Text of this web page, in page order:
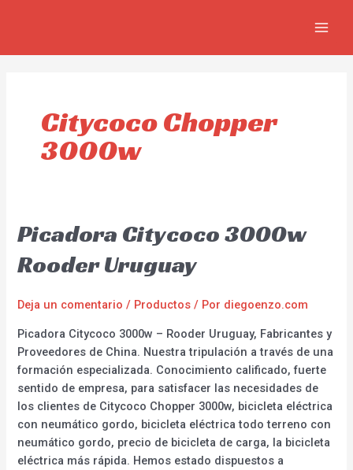
Citycoco Chopper
3000w
Picadora Citycoco 3000w
Rooder Uruguay
Deja un comentario / Productos / Por diegoenzo.com
Picadora Citycoco 3000w – Rooder Uruguay, Fabricantes y
Proveedores de China. Nuestra tripulación a través de una
formación especializada. Conocimiento calificado, fuerte
sentido de empresa, para satisfacer las necesidades de
los clientes de Citycoco Chopper 3000w, bicicleta eléctrica
con neumático gordo, bicicleta eléctrica todo terreno con
neumático gordo, precio de bicicleta de carga, la bicicleta
eléctrica más rápida. Hemos estado dispuestos a